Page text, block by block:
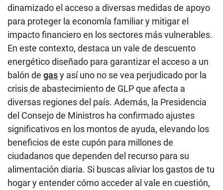
dinamizado el acceso a diversas medidas de apoyo
para proteger la economía familiar y mitigar el
impacto financiero en los sectores más vulnerables.
En este contexto, destaca un vale de descuento
energético diseñado para garantizar el acceso a un
balón de gasy así uno no se vea perjudicado por la
crisis de abastecimiento de GLP que afecta a
diversas regiones del país. Además, la Presidencia
del Consejo de Ministros ha confirmado ajustes
significativos en los montos de ayuda, elevando los
beneficios de este cupón para millones de
ciudadanos que dependen del recurso para su
alimentación diaria. Si buscas aliviar los gastos de tu
hogar y entender cómo acceder al vale en cuestión,